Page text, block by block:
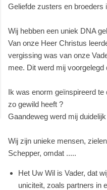
Geliefde zusters en broeders
Wij hebben een uniek DNA
Van onze Heer Christus
vergissing was van onze
mee. Dit werd mij
Ik was enorm geïnspireerd
zo gewild heeft ?
Gaandeweg werd mij
Wij zijn unieke mensen,
Schepper, omdat .....
Het Uw Wil is Vader, dat
uniciteit, zoals partners in